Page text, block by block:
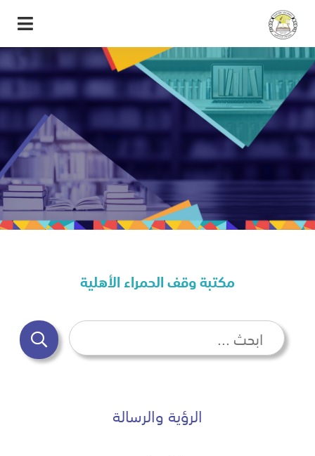
مكتبة وقف الحمراء الأهلية
الرؤية والرسالة